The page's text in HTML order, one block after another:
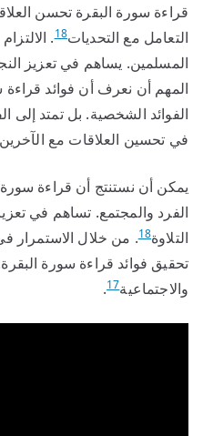
قراءة سورة البقرة تحسن
التعامل مع التحديات18
.
المسلمين. يساهم في تعزيز
المهم أن نعرف أن فوائد
الفوائد الشخصية. بل تمتد إلى
في تحسين العلاقات مع
يمكن أن نستنتج أن قراءة سورة
الفرد والمجتمع. تساهم في
التلاوة18. من خلال الاستمرار
تحقيق فوائد قراءة سورة
والاجتماعية17
.